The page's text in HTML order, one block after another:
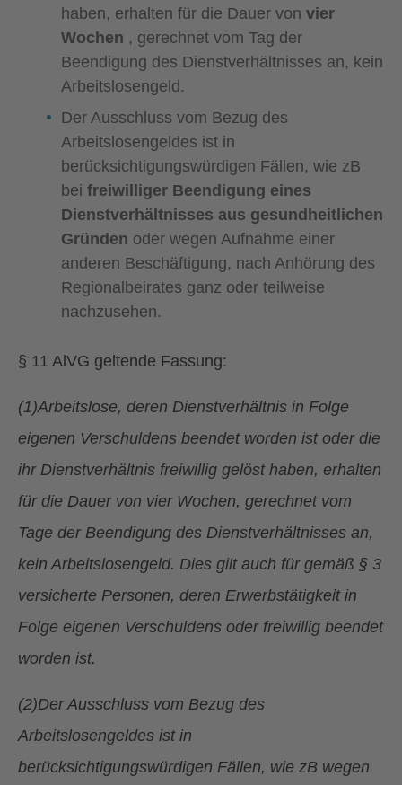
haben, erhalten für die Dauer von vier
Wochen , gerechnet vom Tag der
Beendigung des Dienstverhältnisses an, kein
Arbeitslosengeld.
Der Ausschluss vom Bezug des
Arbeitslosengeldes ist in
berücksichtigungswürdigen Fällen, wie zB
bei freiwilliger Beendigung eines
Dienstverhältnisses aus gesundheitlichen
Gründen oder wegen Aufnahme einer
anderen Beschäftigung, nach Anhörung des
Regionalbeirates ganz oder teilweise
nachzusehen.
§ 11 AlVG geltende Fassung:
(1)Arbeitslose, deren Dienstverhältnis in Folge
eigenen Verschuldens beendet worden ist oder die
ihr Dienstverhältnis freiwillig gelöst haben, erhalten
für die Dauer von vier Wochen, gerechnet vom
Tage der Beendigung des Dienstverhältnisses an,
kein Arbeitslosengeld. Dies gilt auch für gemäß § 3
versicherte Personen, deren Erwerbstätigkeit in
Folge eigenen Verschuldens oder freiwillig beendet
worden ist.
(2)Der Ausschluss vom Bezug des
Arbeitslosengeldes ist in
berücksichtigungswürdigen Fällen, wie zB wegen